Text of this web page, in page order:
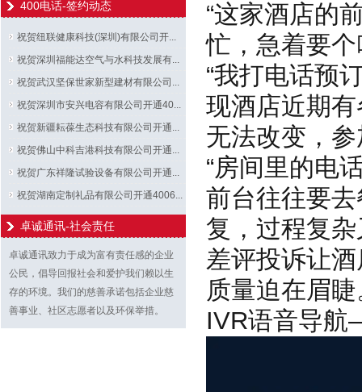
400电话-签约动态
祝贺纽联健康科技(深圳)有限公司开...
祝贺深圳福能达空气与水科技发展有...
祝贺武汉坚保世家新型建材有限公司...
祝贺深圳市安兴电容有限公司开通40...
祝贺新疆耘葆生态科技有限公司开通...
祝贺佛山中科吉港科技有限公司开通...
祝贺广东祥隆试验设备有限公司开通...
祝贺湖南定制礼品有限公司开通4006...
卓诚通讯-社会责任
卓诚通讯致力于成为富有责任感的企业
公民，倡导回报社会和爱护我们赖以生
存的环境。我们的慈善承诺包括企业慈
善事业、社区志愿者以及环保举措。
“这家酒店的
忙，急着要
“我打电话预
现酒店近期
无法改变，参
“房间里的电
前台往往要
复，过程复
差评投诉让
质量迫在眉
IVR语音导